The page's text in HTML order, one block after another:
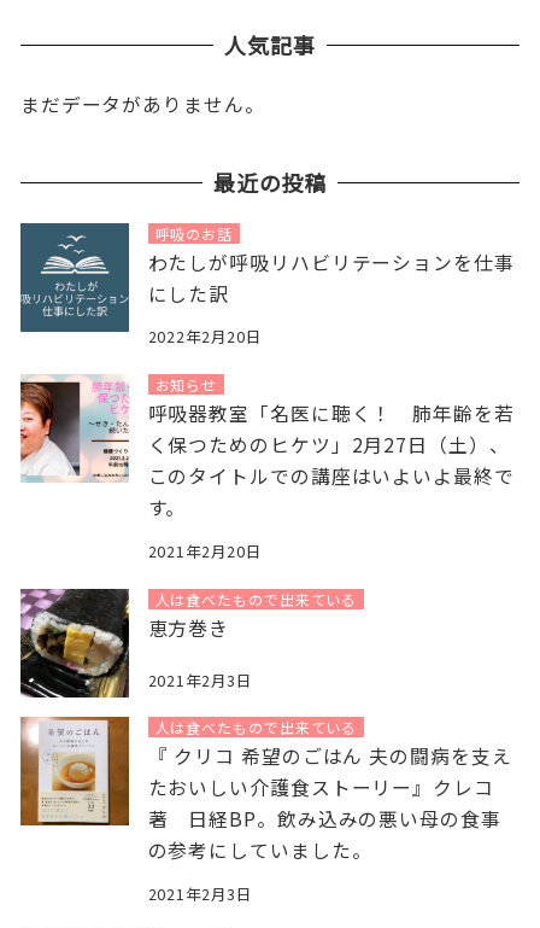
人気記事
まだデータがありません。
最近の投稿
呼吸のお話
わたしが呼吸リハビリテーションを仕事
にした訳
2022年2月20日
お知らせ
呼吸器教室「名医に聴く！ 肺年齢を若
く保つためのヒケツ」2月27日（土）、
このタイトルでの講座はいよいよ最終で
す。
2021年2月20日
人は食べたもので出来ている
恵方巻き
2021年2月3日
人は食べたもので出来ている
『 クリコ 希望のごはん 夫の闘病を支え
たおいしい介護食ストーリー』クレコ
著 日経BP。飲み込みの悪い母の食事
の参考にしていました。
2021年2月3日